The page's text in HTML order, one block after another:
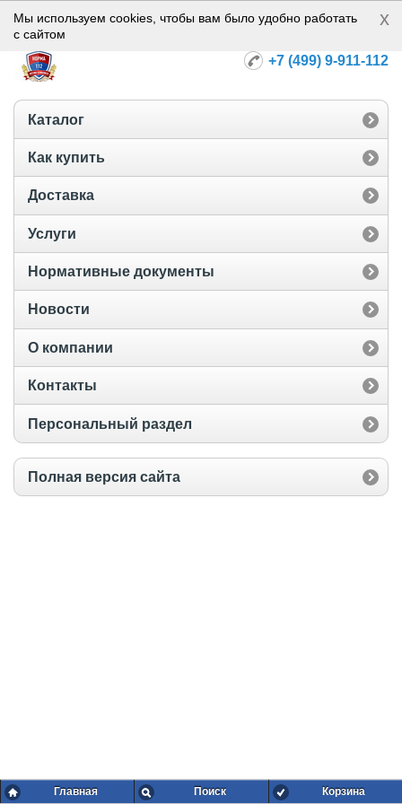
Норма-112
+7 (499) 9-911-112
Каталог
Как купить
Доставка
Услуги
Нормативные документы
Новости
О компании
Контакты
Персональный раздел
Полная версия сайта
Главная Поиск Корзина
Мы используем cookies, чтобы вам было удобно работать
с сайтом
x